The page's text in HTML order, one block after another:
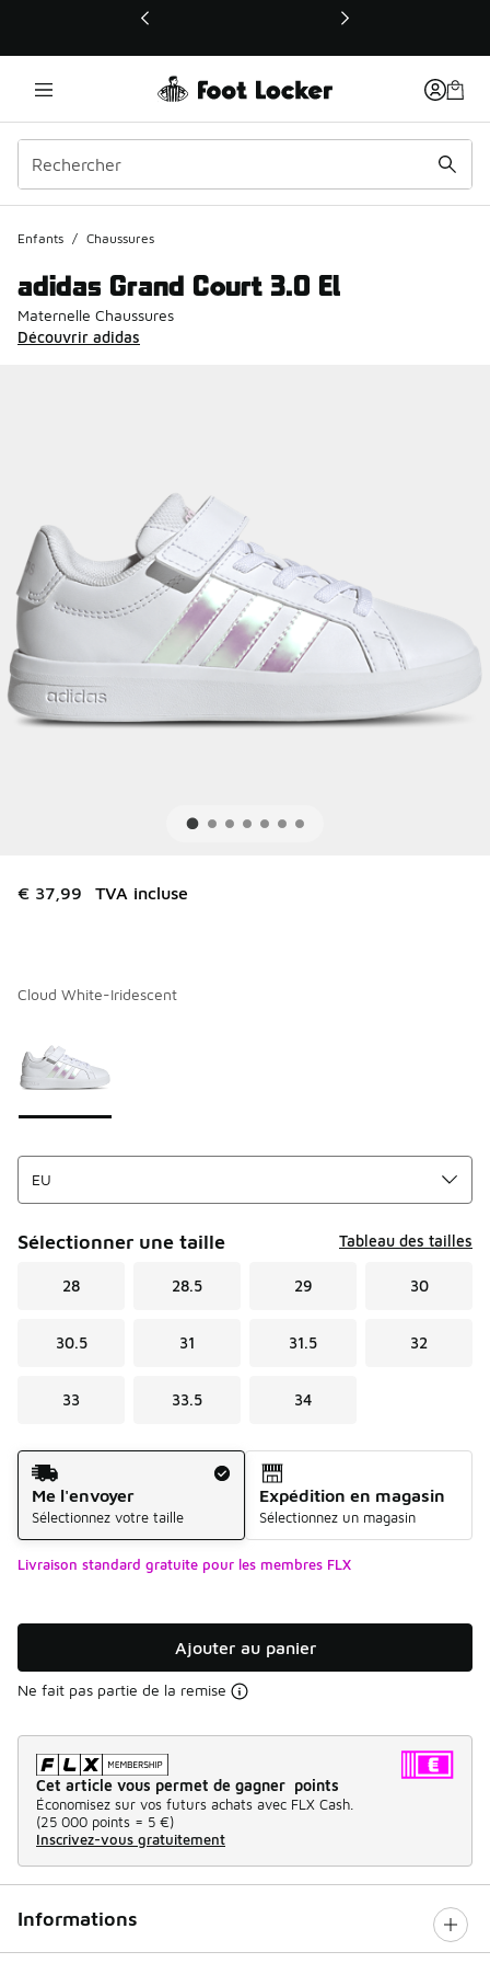
Ce lien ouvrira une nouvelle fenêtre
Enfants / Chaussures
adidas Grand Court 3.0 El
Maternelle Chaussures
Découvrir adidas
€ 37,99 TVA incluse
Cloud White-Iridescent
Sélectionner une taille Tableau des tailles
28 28.5 29 30
30.5 31 31.5 32
33 33.5 34
Mode d'expédition
Me l'envoyer
Sélectionnez votre taille
Expédition en magasin
Sélectionnez un magasin
Livraison standard gratuite pour les membres FLX
Ajouter au panier
Ne fait pas partie de la remise
Cet article vous permet de gagner points
Économisez sur vos futurs achats avec FLX Cash.
(25 000 points = 5 €)
Inscrivez-vous gratuitement
Informations